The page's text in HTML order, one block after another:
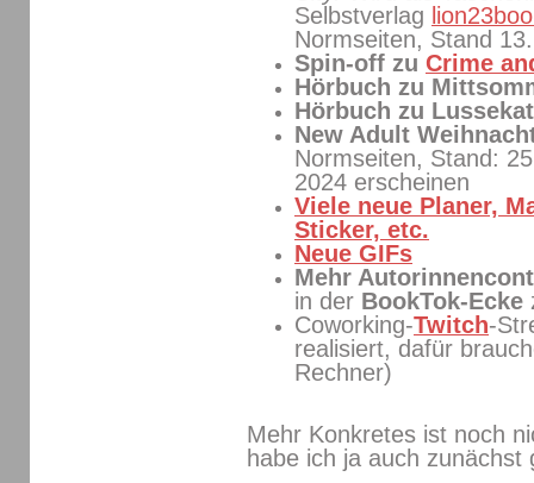
Selbstverlag
Normseiten, Stand
Spin-off zu Crime
Hörbuch zu
Hörbuch zu
New Adult
Normseiten, Stand:
2024 erscheinen
Viele neue Planer,
Sticker, etc.
Neue GIFs
Mehr
in der BookTok-Ecke
Coworking-Twitch-
realisiert, dafür
Rechner)
Mehr Konkretes ist noch
habe ich ja auch